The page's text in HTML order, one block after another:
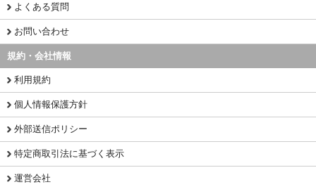
よくある質問
お問い合わせ
規約・会社情報
利用規約
個人情報保護方針
外部送信ポリシー
特定商取引法に基づく表示
運営会社